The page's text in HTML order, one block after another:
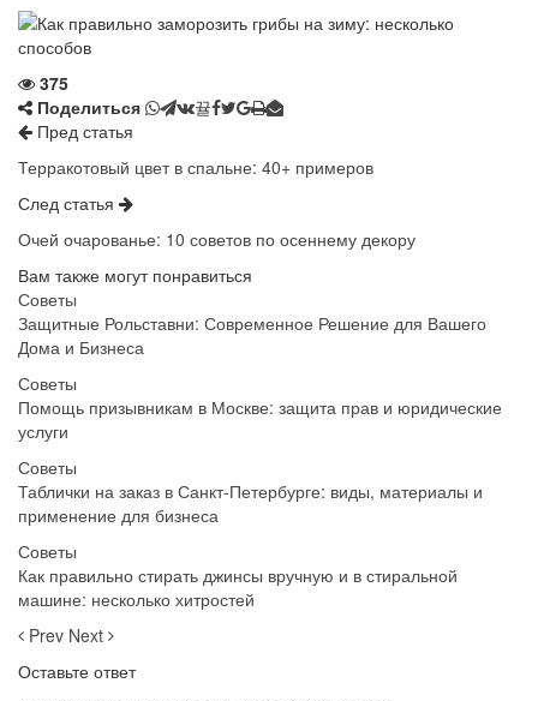
375
Поделиться
Пред статья
Терракотовый цвет в спальне: 40+ примеров
След статья
Очей очарованье: 10 советов по осеннему декору
Вам также могут понравиться
Советы
Защитные Рольставни: Современное Решение для Вашего
Дома и Бизнеса
Советы
Помощь призывникам в Москве: защита прав и юридические
услуги
Советы
Таблички на заказ в Санкт-Петербурге: виды, материалы и
применение для бизнеса
Советы
Как правильно стирать джинсы вручную и в стиральной
машине: несколько хитростей
Prev Next
Оставьте ответ